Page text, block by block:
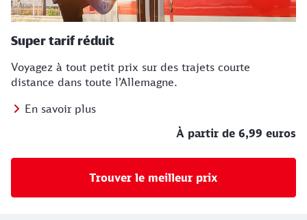
Super tarif réduit
Voyagez à tout petit prix sur des trajets courte
distance dans toute l’Allemagne.
En savoir plus
À partir de 6,99 euros
Trouver le meilleur prix